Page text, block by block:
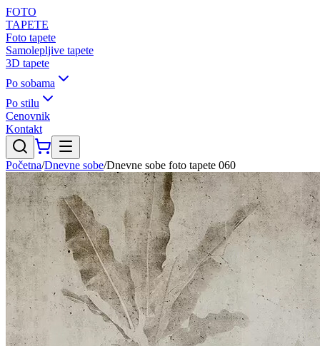
FOTO
TAPETE
Foto tapete
Samolepljive tapete
3D tapete
Po sobama
Po stilu
Cenovnik
Kontakt
Početna/Dnevne sobe/Dnevne sobe foto tapete 060